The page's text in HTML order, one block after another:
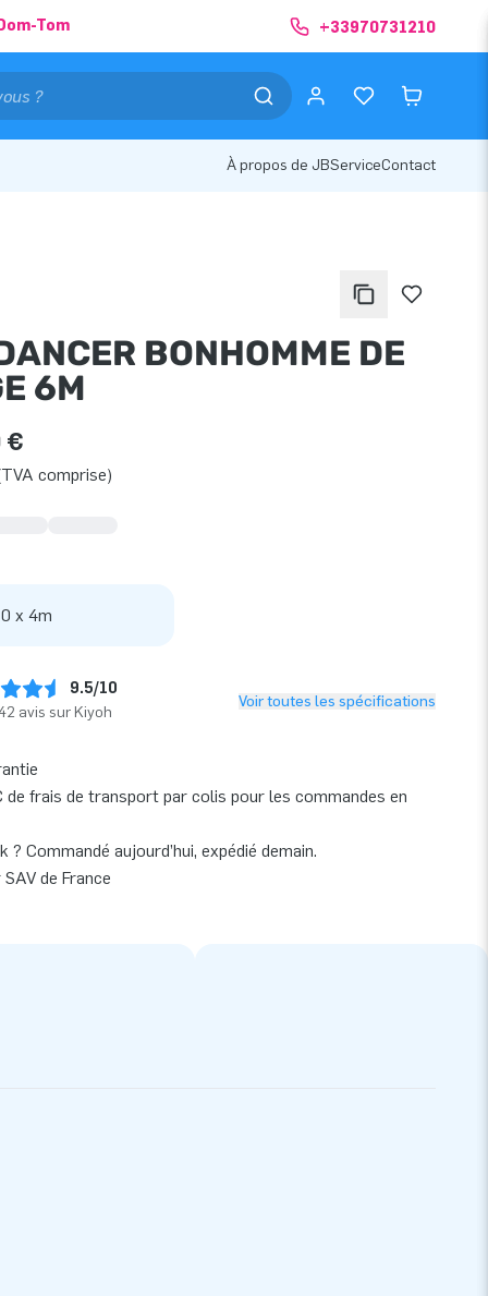
Tom +33970731210
À propos de JBServiceContact
BONHOMME DE
6M
€
comprise)
x 4m
9.5/10
avis sur Kiyoh
Voir toutes les spécifications
frais de transport par colis pour les commandes en
? Commandé aujourd’hui, expédié demain.
de France